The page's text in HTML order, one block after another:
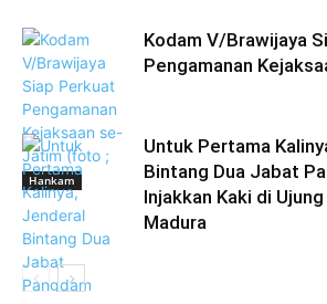
Hankam
Kodam V/Brawijaya
Pengamanan
Untuk Pertama
Bintang Dua Jabat
Injakkan Kaki di
Madura